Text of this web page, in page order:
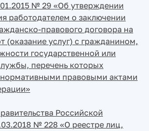
№ 29 «Об утверждении
работодателем о заключении
правового договора на
(оказание услуг) с гражданином,
государственной или
перечень которых
нормативными правовыми актами
Российской
№ 228 «О реестре лиц,